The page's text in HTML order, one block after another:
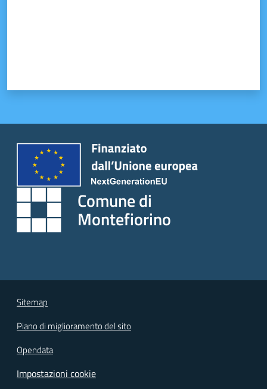
Comune di
Montefiorino
Sitemap
Piano di miglioramento del sito
Opendata
Impostazioni cookie